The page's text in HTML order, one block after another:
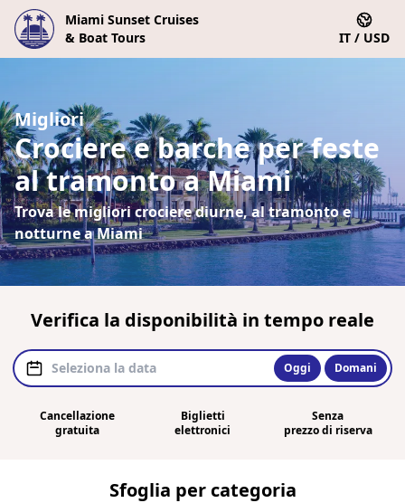
Miami Sunset Cruises
& Boat Tours
IT / USD
Migliori
Crociere e barche per feste
al tramonto a Miami
Trova le migliori crociere diurne, al tramonto e
notturne a Miami
Verifica la disponibilità in tempo reale
Oggi Domani
Cancellazione
gratuita
Biglietti
elettronici
Senza
prezzo di riserva
Sfoglia per categoria